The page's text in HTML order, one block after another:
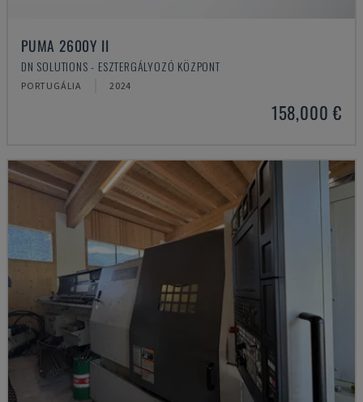
PUMA 2600Y II
DN SOLUTIONS - ESZTERGÁLYOZÓ KÖZPONT
PORTUGÁLIA 2024
158,000 €